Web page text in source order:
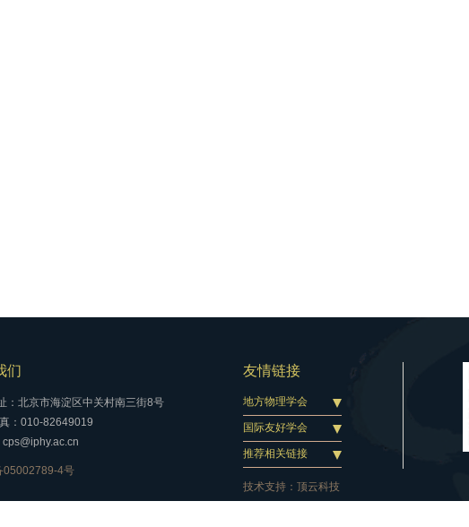
们
：北京市海淀区中关村南三街8号
：010-82649019
cps@iphy.ac.cn
05002789-4号
友情链接
地方物理学会
国际友好学会
推荐相关链接
技术支持： 顶云科技